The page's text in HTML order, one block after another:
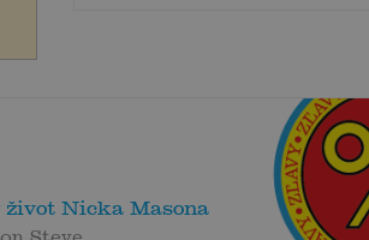
Nicka Masona
Steve